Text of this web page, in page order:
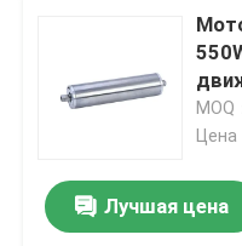
MOQ
Цена
Лучшая цена